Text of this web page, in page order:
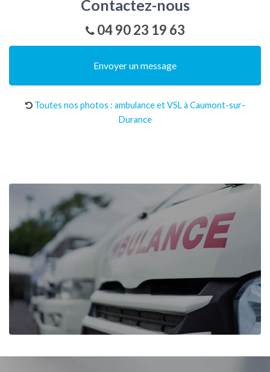
Contactez-nous
04 90 23 19 63
Envoyer un message
Toutes nos photos : ambulance et VSL à Caumont-sur-
Durance